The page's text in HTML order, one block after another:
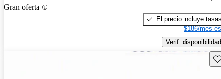
Gran oferta
El precio incluye tasas
$186/mes
Verif. disponibilidad